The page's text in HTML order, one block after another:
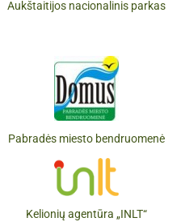
Aukštaitijos nacionalinis parkas
Pabradės miesto bendruomenė
Kelionių agentūra „INLT“